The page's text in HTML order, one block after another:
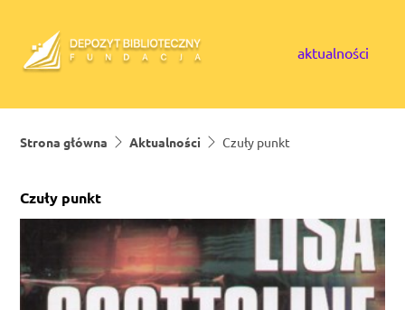
aktualności
Strona główna Aktualności Czuły punkt
Czuły punkt